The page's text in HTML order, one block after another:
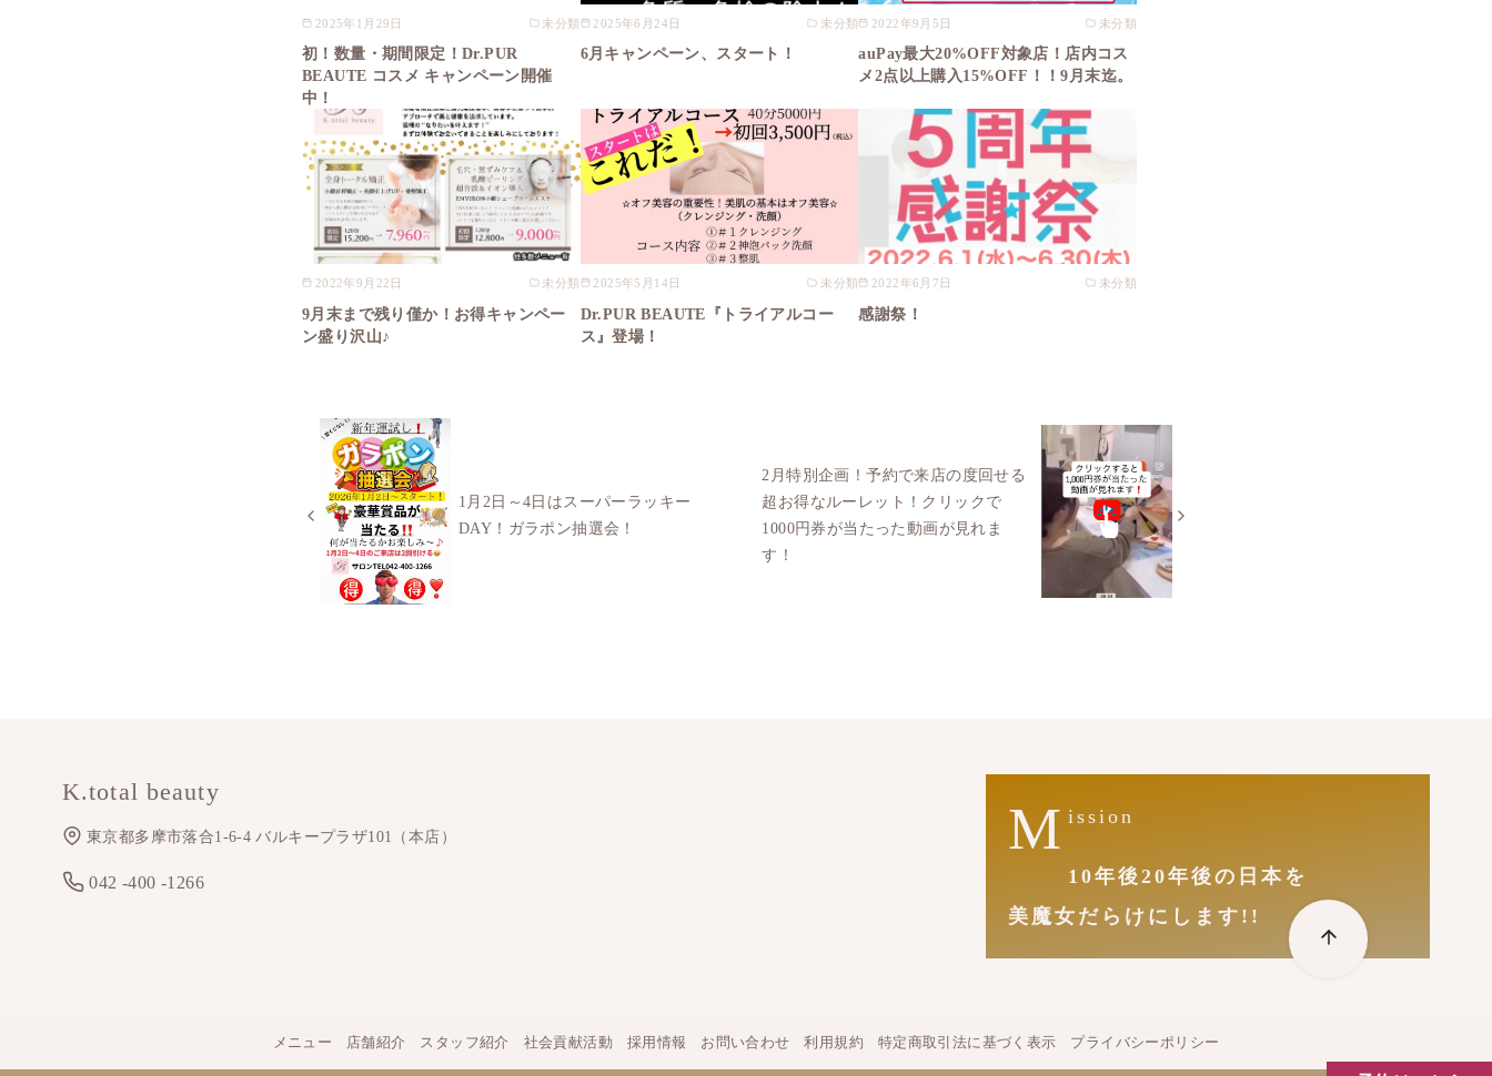
2025年1月29日 未分類
初！数量・期間限定！Dr.PUR
BEAUTE コスメ キャンペーン開催
中！
2025年6月24日 未分類
6月キャンペーン、スタート！
2022年9月5日 未分類
auPay最大20%OFF対象店！店内コス
メ2点以上購入15%OFF！！9月末迄。
2022年9月22日 未分類
9月末まで残り僅か！お得キャンペー
ン盛り沢山♪
2025年5月14日 未分類
Dr.PUR BEAUTE『トライアルコー
ス』登場！
2022年6月7日 未分類
感謝祭！
1月2日～4日はスーパーラッキー
DAY！ガラポン抽選会！
2月特別企画！予約で来店の度回せる
超お得なルーレット！クリックで
1000円券が当たった動画が見れま
す！
K.total beauty
東京都多摩市落合1-6-4 バルキープラザ101（本店）
042 -400 -1266
M ission
10年後20年後の日本を
美魔女だらけにします!!
メニュー 店舗紹介 スタッフ紹介 社会貢献活動 採用情報 お問い合わせ 利用規約 特定商取引法に基づく表示 プライバシーポリシー